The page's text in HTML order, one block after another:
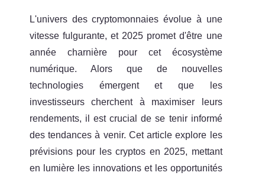
L'univers des cryptomonnaies évolue à une
vitesse fulgurante, et 2025 promet d'être une
année charnière pour cet écosystème
numérique. Alors que de nouvelles
technologies émergent et que les
investisseurs cherchent à maximiser leurs
rendements, il est crucial de se tenir informé
des tendances à venir. Cet article explore les
prévisions pour les cryptos en 2025, mettant
en lumière les innovations et les opportunités